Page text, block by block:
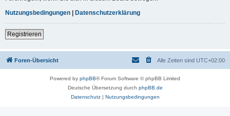
Nutzungsbedingungen | Datenschutzerklärung
Registrieren
Foren-Übersicht Alle Zeiten sind UTC+02:00
Powered by phpBB® Forum Software © phpBB Limited
Deutsche Übersetzung durch phpBB.de
Datenschutz| Nutzungsbedingungen